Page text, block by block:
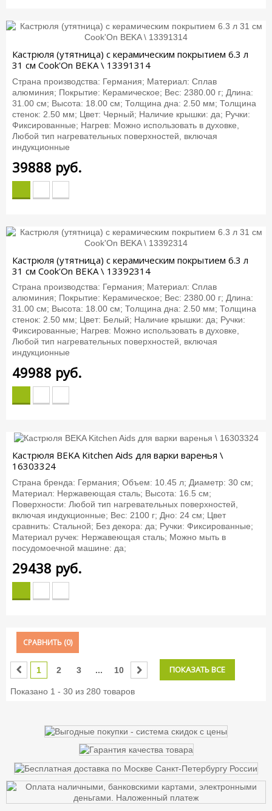
Кастрюля (утятница) с керамическим покрытием 6.3 л
31 см Cook'On BEKA \ 13391314
Страна производства: Германия; Материал: Сплав
алюминия; Покрытие: Керамическое; Вес: 2380.00 г; Длина:
31.00 см; Высота: 18.00 см; Толщина дна: 2.50 мм; Толщина
стенок: 2.50 мм; Цвет: Черный; Наличие крышки: да; Ручки:
Фиксированные; Нагрев: Можно использовать в духовке,
Любой тип нагревательных поверхностей, включая
индукционные
39888 руб.
Кастрюля (утятница) с керамическим покрытием 6.3 л
31 см Cook'On BEKA \ 13392314
Страна производства: Германия; Материал: Сплав
алюминия; Покрытие: Керамическое; Вес: 2380.00 г; Длина:
31.00 см; Высота: 18.00 см; Толщина дна: 2.50 мм; Толщина
стенок: 2.50 мм; Цвет: Белый; Наличие крышки: да; Ручки:
Фиксированные; Нагрев: Можно использовать в духовке,
Любой тип нагревательных поверхностей, включая
индукционные
49988 руб.
Кастрюля BEKA Kitchen Aids для варки варенья \
16303324
Страна бренда: Германия; Объем: 10.45 л; Диаметр: 30 см;
Материал: Нержавеющая сталь; Высота: 16.5 см;
Поверхности: Любой тип нагревательных поверхностей,
включая индукционные; Вес: 2100 г; Дно: 24 см; Цвет
сравнить: Стальной; Без декора: да; Ручки: Фиксированные;
Материал ручек: Нержавеющая сталь; Можно мыть в
посудомоечной машине: да;
29438 руб.
СРАВНИТЬ (0)
ПОКАЗАТЬ ВСЕ
1 2 3 ... 10
Показано 1 - 30 из 280 товаров